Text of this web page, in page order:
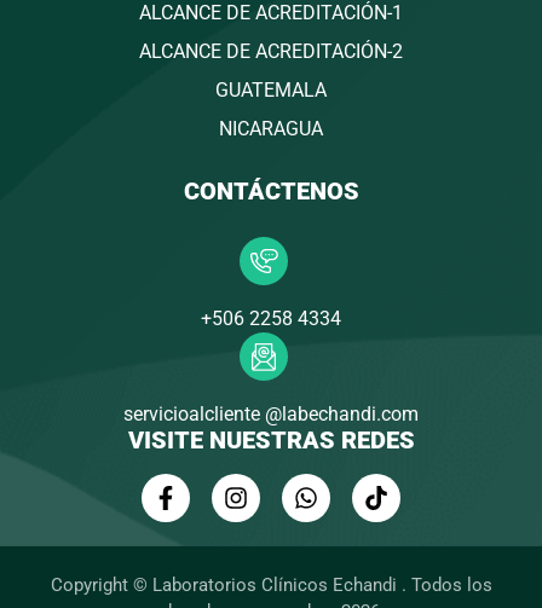
ALCANCE DE ACREDITACIÓN-1
ALCANCE DE ACREDITACIÓN-2
GUATEMALA
NICARAGUA
CONTÁCTENOS
+506 2258 4334
servicioalcliente @labechandi.com
VISITE NUESTRAS REDES
F
a
b
I
n
a
W
h
s
T
i
o
Copyright © Laboratorios Clínicos Echandi . Todos los